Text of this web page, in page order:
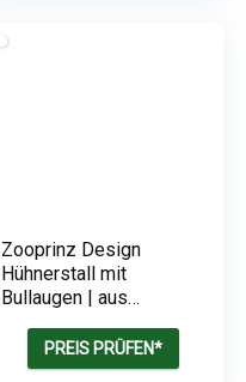
Zooprinz Design
Hühnerstall mit
Bullaugen | aus
und stabilem Draht |
Hühnerstall mit
PREIS PRÜFEN*